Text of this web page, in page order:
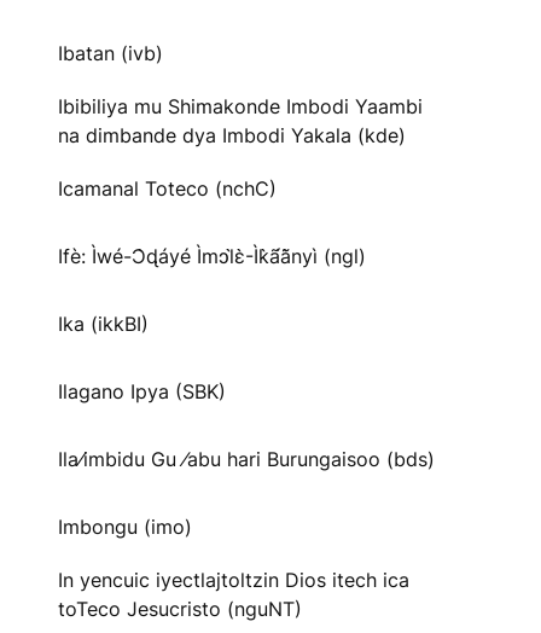
Ibatan (ivb)
Ibibiliya mu Shimakonde Imbodi Yaambi
na dimbande dya Imbodi Yakala (kde)
Icamanal Toteco (nchC)
Ifè: Ìwé-Ɔ̀ɖáyé Ìmↄl̀ɛ̀-Ìk̀ã́ã̀nyì (ngl)
Ika (ikkBI)
Ilagano Ipya (SBK)
Ila⁄imbidu Gu ⁄abu hari Burungaisoo (bds)
Imbongu (imo)
In yencuic iyectlajtoltzin Dios itech ica
toTeco Jesucristo (nguNT)